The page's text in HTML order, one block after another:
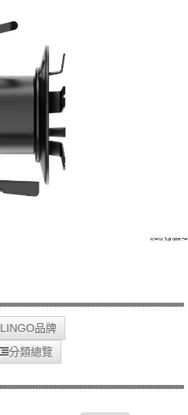
LINGO品牌
分類總覽